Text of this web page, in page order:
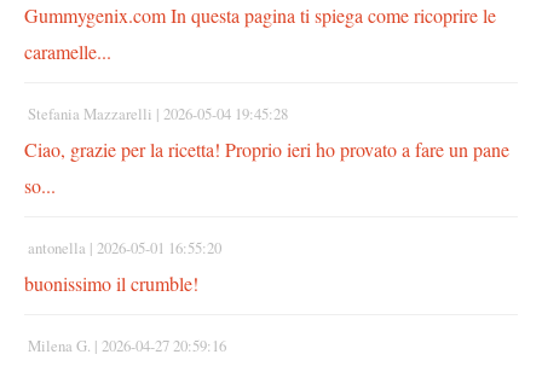
Gummygenix.com In questa pagina ti spiega come ricoprire le
caramelle...
Stefania Mazzarelli | 2026-05-04 19:45:28
Ciao, grazie per la ricetta! Proprio ieri ho provato a fare un pane
so...
antonella | 2026-05-01 16:55:20
buonissimo il crumble!
Milena G. | 2026-04-27 20:59:16